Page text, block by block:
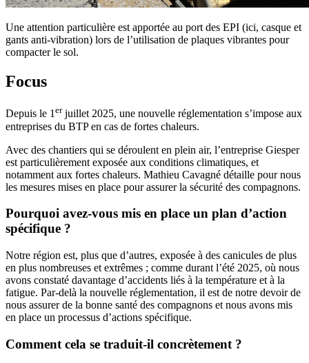
Une attention particulière est apportée au port des EPI (ici, casque et
gants anti-vibration) lors de l’utilisation de plaques vibrantes pour
compacter le sol.
Focus
Depuis le 1erjuillet 2025, une nouvelle réglementation s’impose aux
entreprises du BTP en cas de fortes chaleurs.
Avec des chantiers qui se déroulent en plein air, l’entreprise Giesper
est particulièrement exposée aux conditions climatiques, et
notamment aux fortes chaleurs. Mathieu Cavagné détaille pour nous
les mesures mises en place pour assurer la sécurité des compagnons.
Pourquoi avez-vous mis en place un plan d’action
spécifique ?
Notre région est, plus que d’autres, exposée à des canicules de plus
en plus nombreuses et extrêmes ; comme durant l’été 2025, où nous
avons constaté davantage d’accidents liés à la température et à la
fatigue. Par-delà la nouvelle réglementation, il est de notre devoir de
nous assurer de la bonne santé des compagnons et nous avons mis
en place un processus d’actions spécifique.
Comment cela se traduit-il concrètement ?